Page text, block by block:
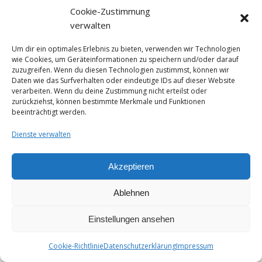
Cookie-Zustimmung
verwalten
Um dir ein optimales Erlebnis zu bieten, verwenden wir Technologien
wie Cookies, um Geräteinformationen zu speichern und/oder darauf
zuzugreifen. Wenn du diesen Technologien zustimmst, können wir
Daten wie das Surfverhalten oder eindeutige IDs auf dieser Website
verarbeiten. Wenn du deine Zustimmung nicht erteilst oder
zurückziehst, können bestimmte Merkmale und Funktionen
beeinträchtigt werden.
Dienste verwalten
Akzeptieren
Ablehnen
Einstellungen ansehen
Cookie-RichtlinieDatenschutzerklärungImpressum
Das Käse-Lexikon